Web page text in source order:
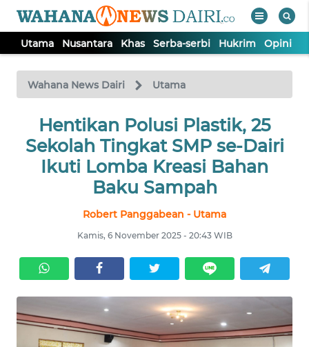
Utama Nusantara Khas Serba-serbi Hukrim Opini
Wahana News Dairi Utama
Hentikan Polusi Plastik, 25
Sekolah Tingkat SMP se-Dairi
Ikuti Lomba Kreasi Bahan
Baku Sampah
Robert Panggabean - Utama
Kamis, 6 November 2025 - 20:43 WIB
TV
Tutup
UTAMA
NUSANTARA
SERBI
HUKRIM
OPINI